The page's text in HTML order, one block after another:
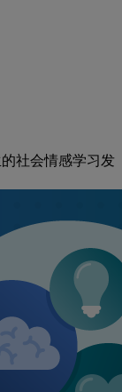
社会情感学习发